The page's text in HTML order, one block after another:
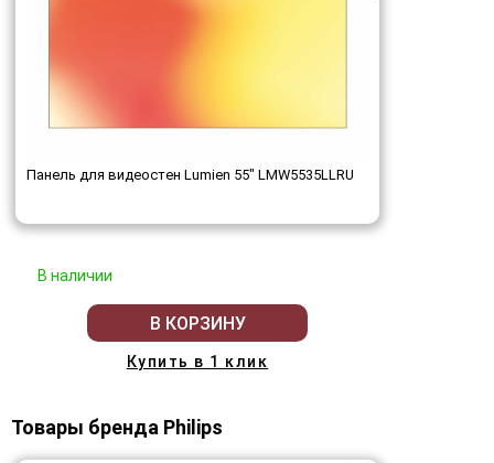
Панель для видеостен Lumien 55" LMW5535LLRU
В наличии
В КОРЗИНУ
Купить в 1 клик
Товары бренда Philips